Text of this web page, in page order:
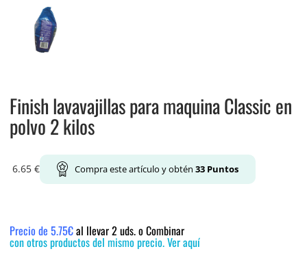
Finish lavavajillas para maquina Classic en
polvo 2 kilos
6.65 € Compra este artículo y obtén 33Puntos
Precio de 5.75€al llevar 2 uds. o Combinar
con otros productos del mismo precio. Ver aquí